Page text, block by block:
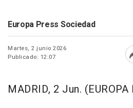
Europa Press Sociedad
Martes, 2 junio 2026
Publicado: 12:07
MADRID, 2 Jun. (EUROPA